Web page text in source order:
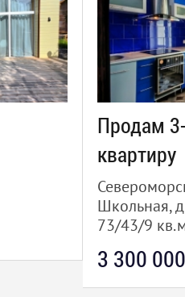
Продам
квартиру
Школьная,
73/43/9
3 300